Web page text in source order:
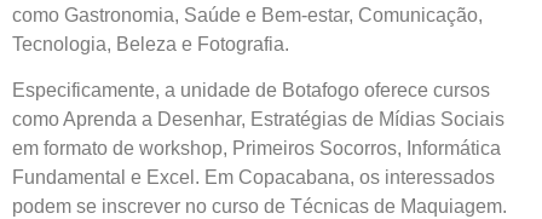
como Gastronomia, Saúde e Bem-estar, Comunicação,
Tecnologia, Beleza e Fotografia.
Especificamente, a unidade de Botafogo oferece cursos
como Aprenda a Desenhar, Estratégias de Mídias Sociais
em formato de workshop, Primeiros Socorros, Informática
Fundamental e Excel. Em Copacabana, os interessados
podem se inscrever no curso de Técnicas de Maquiagem.